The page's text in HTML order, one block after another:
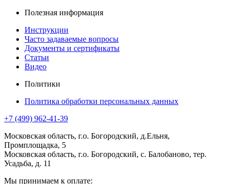
Полезная информация
Инструкции
Часто задаваемые вопросы
Документы и сертификаты
Статьи
Видео
Политики
Политика обработки персональных данных
+7 (499) 962-41-39
Московская область, г.о. Богородский, д.Ельня,
Промплощадка, 5
Московская область, г.о. Богородский, с. Балобаново, тер.
Усадьба, д. 11
Мы принимаем к оплате: